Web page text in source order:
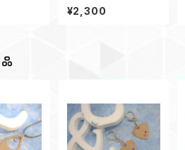
ーホルダー
¥2,300